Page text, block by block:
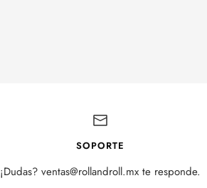
SOPORTE
¡Dudas? ventas@rollandroll.mx te responde.